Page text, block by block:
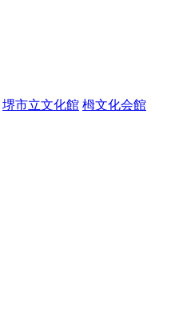
堺市立文化館 栂文化会館